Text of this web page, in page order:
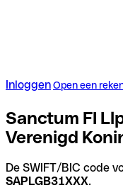
InloggenOpen een
Sanctum FI
Verenigd
De SWIFT/BIC code
SAPLGB31XXX.